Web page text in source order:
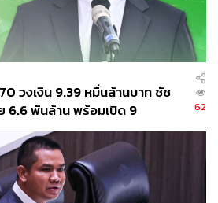
วงเงิน 9.39 หมื่นล้านบาท ชัช
6.6 พันล้าน พร้อมเปิด 9
62